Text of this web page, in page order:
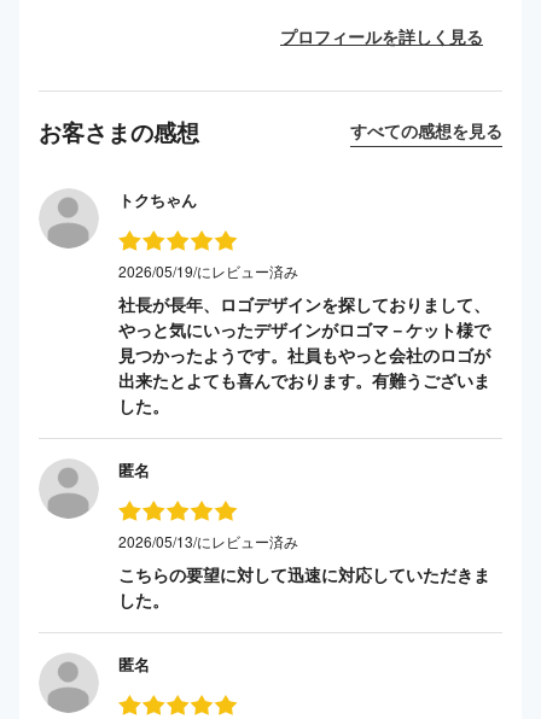
プロフィールを詳しく見る
お客さまの感想 すべての感想を見る
トクちゃん
2026/05/19/にレビュー済み
社長が長年、ロゴデザインを探しておりまして、
やっと気にいったデザインがロゴマ－ケット様で
見つかったようです。社員もやっと会社のロゴが
出来たとよても喜んでおります。有難うございま
した。
匿名
2026/05/13/にレビュー済み
こちらの要望に対して迅速に対応していただきま
した。
匿名